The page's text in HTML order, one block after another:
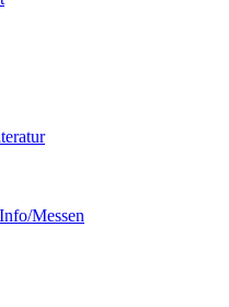
Messen